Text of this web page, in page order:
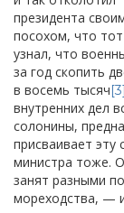
президента
посохом, что
узнал, что
за год скопить
в восемь тысяч[3]
внутренних дел
солонины,
присваивает
министра тоже.
занят разными
мореходства, —